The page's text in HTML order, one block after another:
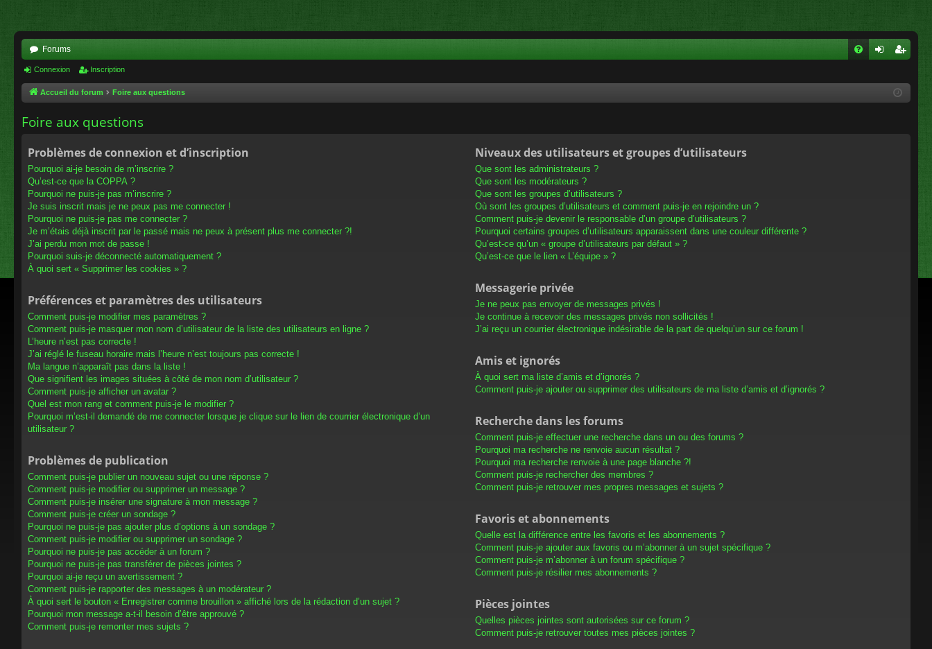
Forums
cri
Connexion Inscription
Accueil du forum Foire aux questions
Foire aux questions
Problèmes de connexion et d’inscription
Pourquoi ai-je besoin de m’inscrire ?
Qu’est-ce que la COPPA ?
Pourquoi ne puis-je pas m’inscrire ?
Je suis inscrit mais je ne peux pas me connecter !
Pourquoi ne puis-je pas me connecter ?
Je m’étais déjà inscrit par le passé mais ne peux à présent plus me connecter ?!
J’ai perdu mon mot de passe !
Pourquoi suis-je déconnecté automatiquement ?
À quoi sert « Supprimer les cookies » ?
Préférences et paramètres des utilisateurs
Comment puis-je modifier mes paramètres ?
Comment puis-je masquer mon nom d’utilisateur de la liste des utilisateurs en ligne ?
L’heure n’est pas correcte !
J’ai réglé le fuseau horaire mais l’heure n’est toujours pas correcte !
Ma langue n’apparaît pas dans la liste !
Que signifient les images situées à côté de mon nom d’utilisateur ?
Comment puis-je afficher un avatar ?
Quel est mon rang et comment puis-je le modifier ?
Pourquoi m’est-il demandé de me connecter lorsque je clique sur le lien de courrier électronique d’un
utilisateur ?
Problèmes de publication
Comment puis-je publier un nouveau sujet ou une réponse ?
Comment puis-je modifier ou supprimer un message ?
Comment puis-je insérer une signature à mon message ?
Comment puis-je créer un sondage ?
Pourquoi ne puis-je pas ajouter plus d’options à un sondage ?
Comment puis-je modifier ou supprimer un sondage ?
Pourquoi ne puis-je pas accéder à un forum ?
Pourquoi ne puis-je pas transférer de pièces jointes ?
Pourquoi ai-je reçu un avertissement ?
Comment puis-je rapporter des messages à un modérateur ?
À quoi sert le bouton « Enregistrer comme brouillon » affiché lors de la rédaction d’un sujet ?
Pourquoi mon message a-t-il besoin d’être approuvé ?
Comment puis-je remonter mes sujets ?
Niveaux des utilisateurs et groupes d’utilisateurs
Que sont les administrateurs ?
Que sont les modérateurs ?
Que sont les groupes d’utilisateurs ?
Où sont les groupes d’utilisateurs et comment puis-je en rejoindre un ?
Comment puis-je devenir le responsable d’un groupe d’utilisateurs ?
Pourquoi certains groupes d’utilisateurs apparaissent dans une couleur différente ?
Qu’est-ce qu’un « groupe d’utilisateurs par défaut » ?
Qu’est-ce que le lien « L’équipe » ?
Messagerie privée
Je ne peux pas envoyer de messages privés !
Je continue à recevoir des messages privés non sollicités !
J’ai reçu un courrier électronique indésirable de la part de quelqu’un sur ce forum !
Amis et ignorés
À quoi sert ma liste d’amis et d’ignorés ?
Comment puis-je ajouter ou supprimer des utilisateurs de ma liste d’amis et d’ignorés ?
Recherche dans les forums
Comment puis-je effectuer une recherche dans un ou des forums ?
Pourquoi ma recherche ne renvoie aucun résultat ?
Pourquoi ma recherche renvoie à une page blanche ?!
Comment puis-je rechercher des membres ?
Comment puis-je retrouver mes propres messages et sujets ?
Favoris et abonnements
Quelle est la différence entre les favoris et les abonnements ?
Comment puis-je ajouter aux favoris ou m’abonner à un sujet spécifique ?
Comment puis-je m’abonner à un forum spécifique ?
Comment puis-je résilier mes abonnements ?
Pièces jointes
Quelles pièces jointes sont autorisées sur ce forum ?
Comment puis-je retrouver toutes mes pièces jointes ?